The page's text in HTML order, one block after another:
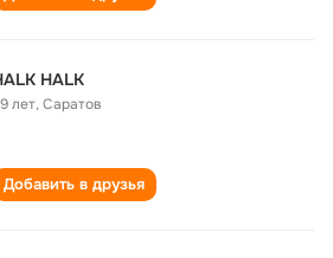
HALK
лет,Саратов
Добавить в друзья